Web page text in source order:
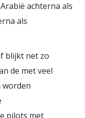
achterna als
als
blijkt net zo
de met veel
pilots met